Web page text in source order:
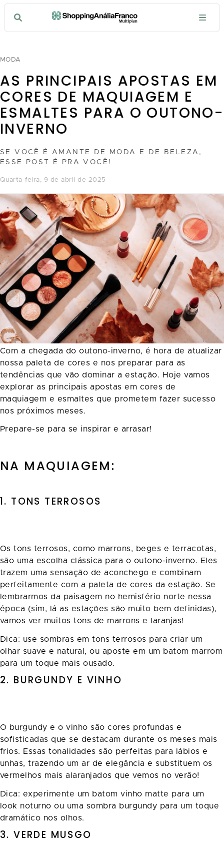
MODA
AS PRINCIPAIS APOSTAS EM
CORES DE MAQUIAGEM E
ESMALTES PARA O OUTONO-
INVERNO
SE VOCÊ É AMANTE DE MODA E DE BELEZA,
ESSE POST É PRA VOCÊ!
quarta-feira, 9 de abril de 2025
Com a chegada do outono-inverno, é hora de atualizar
nossa paleta de cores e nos preparar para as
tendências que vão dominar a estação. Hoje vamos
explorar as principais apostas em cores de
maquiagem e esmaltes que prometem fazer sucesso
nos próximos meses.
Prepare-se para se inspirar e arrasar!
NA MAQUIAGEM:
1. TONS TERROSOS
Os tons terrosos, como marrons, beges e terracotas,
são uma escolha clássica para o outono-inverno. Eles
trazem uma sensação de aconchego e combinam
perfeitamente com a paleta de cores da estação. Se
lembrarmos da paisagem no hemisfério norte nessa
época (sim, lá as estações são muito bem definidas),
vamos ver muitos tons de marrons e laranjas!
Dica: use sombras em tons terrosos para criar um
olhar suave e natural, ou aposte em um batom marrom
para um toque mais ousado.
2. BURGUNDY E VINHO
O burgundy e o vinho são cores profundas e
sofisticadas que se destacam durante os meses mais
frios. Essas tonalidades são perfeitas para lábios e
unhas, trazendo um ar de elegância e substituem os
vermelhos mais alaranjados que vemos no verão!
Dica: experimente um batom vinho matte para um
look noturno ou uma sombra burgundy para um toque
dramático nos olhos.
3. VERDE MUSGO